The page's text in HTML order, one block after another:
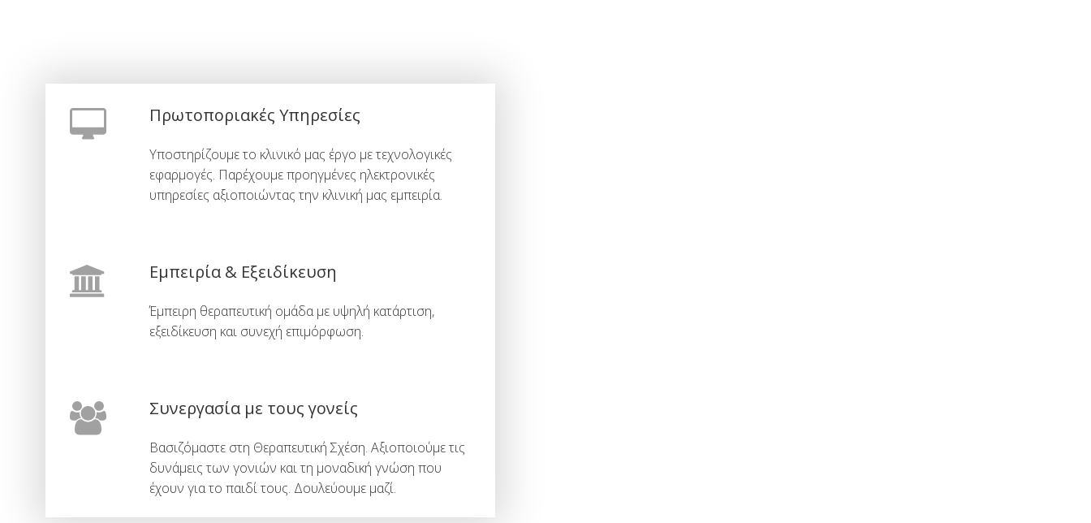
Πρωτοποριακές Υπηρεσίες
Υποστηρίζουμε το κλινικό μας έργο με τεχνολογικές
εφαρμογές. Παρέχουμε προηγμένες ηλεκτρονικές
υπηρεσίες αξιοποιώντας την κλινική μας εμπειρία.
Εμπειρία & Εξειδίκευση
Έμπειρη θεραπευτική ομάδα με υψηλή κατάρτιση,
εξειδίκευση και συνεχή επιμόρφωση.
Συνεργασία με τους γονείς
Βασιζόμαστε στη Θεραπευτική Σχέση. Αξιοποιούμε τις
δυνάμεις των γονιών και τη μοναδική γνώση που
έχουν για το παιδί τους. Δουλεύουμε μαζί.